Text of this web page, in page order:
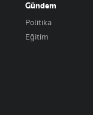
Gündem
Politika
Eğitim